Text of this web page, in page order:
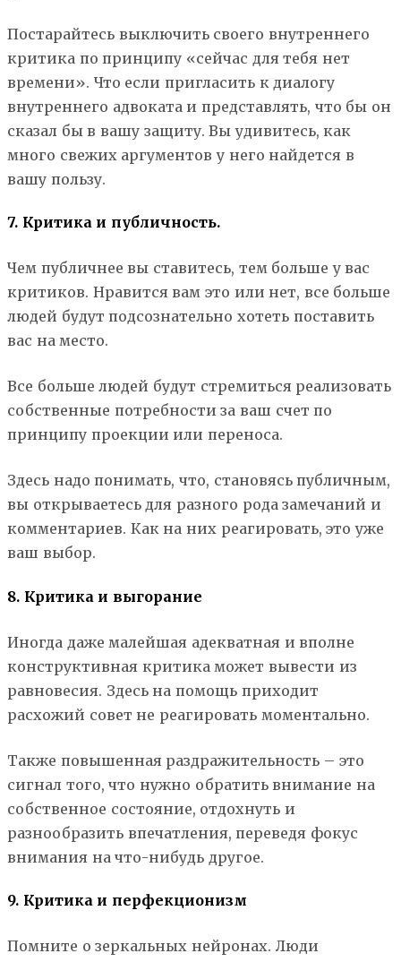
Постарайтесь выключить своего внутреннего
критика по принципу «сейчас для тебя нет
времени». Что если пригласить к диалогу
внутреннего адвоката и представлять, что бы он
сказал бы в вашу защиту. Вы удивитесь, как
много свежих аргументов у него найдется в
вашу пользу.
7. Критика и публичность.
Чем публичнее вы ставитесь, тем больше у вас
критиков. Нравится вам это или нет, все больше
людей будут подсознательно хотеть поставить
вас на место.
Все больше людей будут стремиться реализовать
собственные потребности за ваш счет по
принципу проекции или переноса.
Здесь надо понимать, что, становясь публичным,
вы открываетесь для разного рода замечаний и
комментариев. Как на них реагировать, это уже
ваш выбор.
8. Критика и выгорание
Иногда даже малейшая адекватная и вполне
конструктивная критика может вывести из
равновесия. Здесь на помощь приходит
расхожий совет не реагировать моментально.
Также повышенная раздражительность – это
сигнал того, что нужно обратить внимание на
собственное состояние, отдохнуть и
разнообразить впечатления, переведя фокус
внимания на что-нибудь другое.
9. Критика и перфекционизм
Помните о зеркальных нейронах. Люди